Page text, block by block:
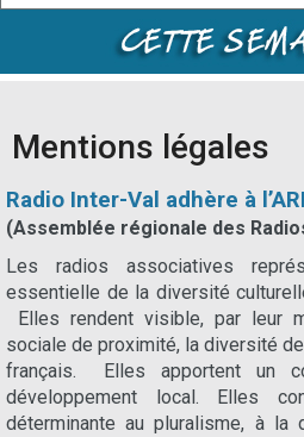
Mentions légales
Radio Inter-Val adhère à
(Assemblée régionale des
Les radios associatives
essentielle de la diversité
Elles rendent visible, par leur
sociale de proximité, la diversité
français. Elles apportent un
développement local. Elles
déterminante au pluralisme, à